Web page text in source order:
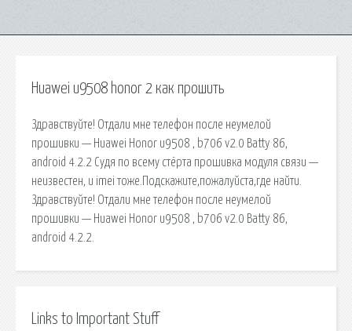
Huawei u9508 honor 2 как прошить
Здравствуйте! Отдали мне телефон после неумелой
прошивки — Huawei Honor u9508 , b706 v2.0 Batty 86,
android 4.2.2 Судя по всему стёрта прошивка модуля связи —
неизвестен, и imei тоже.Подскажите,пожалуйста,где найти.
Здравствуйте! Отдали мне телефон после неумелой
прошивки — Huawei Honor u9508 , b706 v2.0 Batty 86,
android 4.2.2.
Links to Important Stuff